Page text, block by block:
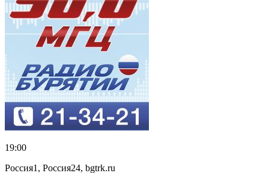
19:00
Россия1, Россия24, bgtrk.ru